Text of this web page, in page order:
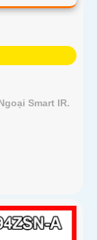
Smart IR.